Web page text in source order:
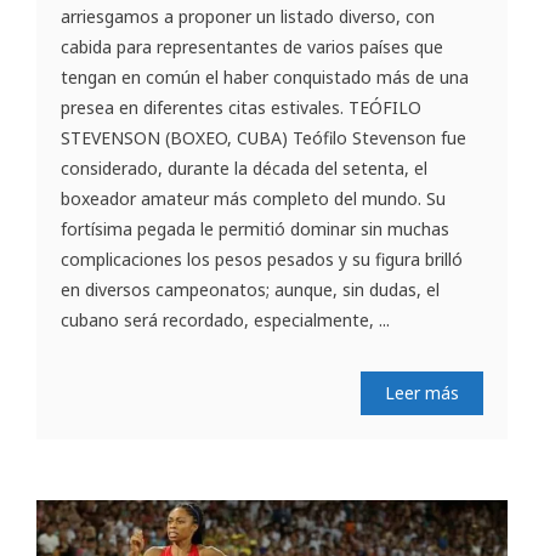
arriesgamos a proponer un listado diverso, con
cabida para representantes de varios países que
tengan en común el haber conquistado más de una
presea en diferentes citas estivales. TEÓFILO
STEVENSON (BOXEO, CUBA) Teófilo Stevenson fue
considerado, durante la década del setenta, el
boxeador amateur más completo del mundo. Su
fortísima pegada le permitió dominar sin muchas
complicaciones los pesos pesados y su figura brilló
en diversos campeonatos; aunque, sin dudas, el
cubano será recordado, especialmente, ...
Leer más